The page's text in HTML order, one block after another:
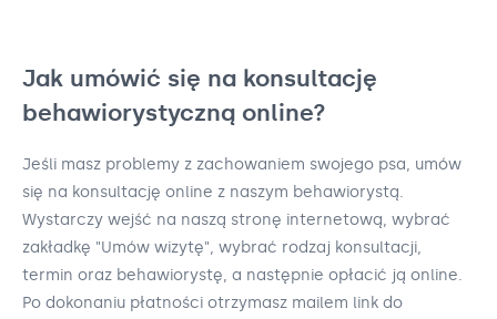
Jak umówić się na konsultację
behawiorystyczną online?
Jeśli masz problemy z zachowaniem swojego psa, umów
się na konsultację online z naszym behawiorystą.
Wystarczy wejść na naszą stronę internetową, wybrać
zakładkę "Umów wizytę", wybrać rodzaj konsultacji,
termin oraz behawiorystę, a następnie opłacić ją online.
Po dokonaniu płatności otrzymasz mailem link do